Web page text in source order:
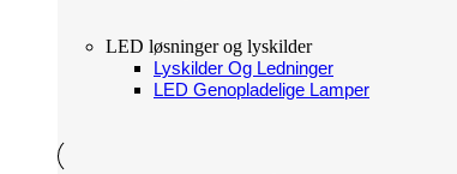
LED løsninger og lyskilder
Lyskilder Og Ledninger
LED Genopladelige Lamper